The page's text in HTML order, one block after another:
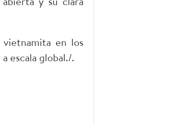
en los
escala global./.